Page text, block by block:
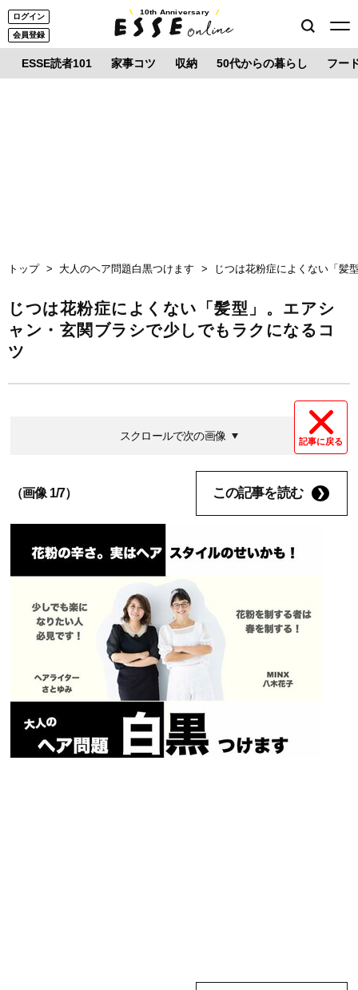
ログイン
会員登録
10th Anniversary
ESSE読者101 家事コツ 収納 50代からの暮らし フー
トップ 大人のヘア問題白黒つけます じつは花粉症によくない「髪
じつは花粉症によくない「髪型」。エアシ
ャン・玄関ブラシで少しでもラクになるコ
ツ
記事に戻る
スクロールで次の画像
（画像 1/7） この記事を読む